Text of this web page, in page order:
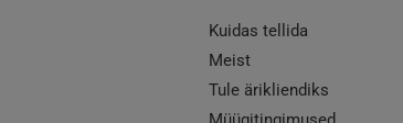
Kuidas tellida
Meist
Tule ärikliendiks